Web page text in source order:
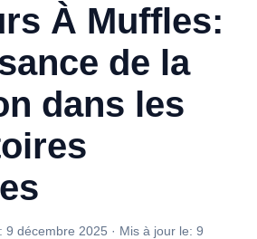
À Muffles:
de la
dans les
9 décembre 2025 · Mis à jour le: 9